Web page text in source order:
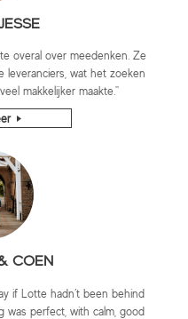
overal over meedenken. Ze
wat het zoeken
makkelijker maakte.''
COEN
if Lotte hadn’t been behind
was perfect, with calm, good